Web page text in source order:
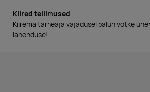
Kiired tellimused
Kiirema tarneaja vajadusel palun võtke
lahenduse!